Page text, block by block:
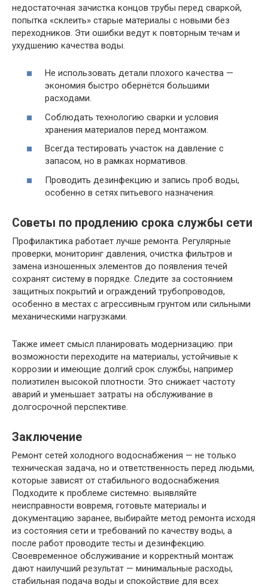
недостаточная зачистка концов трубы перед сваркой,
попытка «склеить» старые материалы с новыми без
переходников. Эти ошибки ведут к повторным течам и
ухудшению качества воды.
Не использовать детали плохого качества —
экономия быстро обернётся большими
расходами.
Соблюдать технологию сварки и условия
хранения материалов перед монтажом.
Всегда тестировать участок на давление с
запасом, но в рамках нормативов.
Проводить дезинфекцию и запись проб воды,
особенно в сетях питьевого назначения.
Советы по продлению срока службы сети
Профилактика работает лучше ремонта. Регулярные
проверки, мониторинг давления, очистка фильтров и
замена изношенных элементов до появления течей
сохранят систему в порядке. Следите за состоянием
защитных покрытий и ограждений трубопроводов,
особенно в местах с агрессивным грунтом или сильными
механическими нагрузками.
Также имеет смысл планировать модернизацию: при
возможности переходите на материалы, устойчивые к
коррозии и имеющие долгий срок службы, например
полиэтилен высокой плотности. Это снижает частоту
аварий и уменьшает затраты на обслуживание в
долгосрочной перспективе.
Заключение
Ремонт сетей холодного водоснабжения — не только
техническая задача, но и ответственность перед людьми,
которые зависят от стабильного водоснабжения.
Подходите к проблеме системно: выявляйте
неисправности вовремя, готовьте материалы и
документацию заранее, выбирайте метод ремонта исходя
из состояния сети и требований по качеству воды, а
после работ проводите тесты и дезинфекцию.
Своевременное обслуживание и корректный монтаж
дают наилучший результат — минимальные расходы,
стабильная подача воды и спокойствие для всех